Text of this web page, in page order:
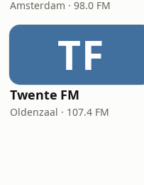
Amsterdam · 98.0 FM
TF
Twente FM
Oldenzaal · 107.4 FM